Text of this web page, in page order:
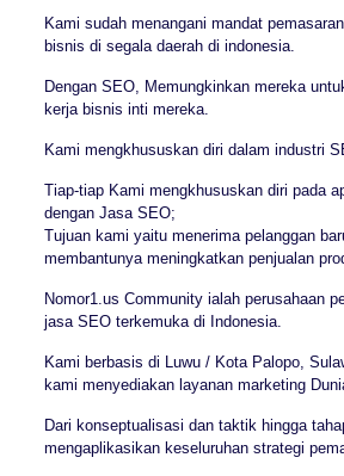
Kami sudah menangani mandat
bisnis di segala daerah di indonesia.
Dengan SEO, Memungkinkan mereka
kerja bisnis inti mereka.
Kami mengkhususkan diri dalam industri
Tiap-tiap Kami mengkhususkan diri pada
dengan Jasa SEO;
Tujuan kami yaitu menerima pelanggan
membantunya meningkatkan penjualan
Nomor1.us Community ialah perusahaan
jasa SEO terkemuka di Indonesia.
Kami berbasis di Luwu / Kota Palopo,
kami menyediakan layanan marketing
Dari konseptualisasi dan taktik hingga
mengaplikasikan keseluruhan strategi